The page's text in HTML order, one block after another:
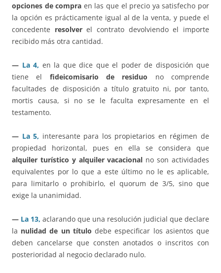
opciones de compra en las que el precio ya satisfecho por
la opción es prácticamente igual al de la venta, y puede el
concedente resolverel contrato devolviendo el importe
recibido más otra cantidad.
— La 4, en la que dice que el poder de disposición que
tiene el fideicomisario de residuo no comprende
facultades de disposición a título gratuito ni, por tanto,
mortis causa, si no se le faculta expresamente en el
testamento.
— La 5, interesante para los propietarios en régimen de
propiedad horizontal, pues en ella se considera que
alquiler turístico y alquiler vacacional no son actividades
equivalentes por lo que a este último no le es aplicable,
para limitarlo o prohibirlo, el quorum de 3/5, sino que
exige la unanimidad.
— La 13, aclarando que una resolución judicial que declare
la nulidad de un título debe especificar los asientos que
deben cancelarse que consten anotados o inscritos con
posterioridad al negocio declarado nulo.